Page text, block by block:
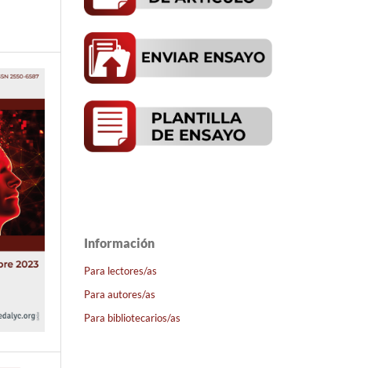
Información
Para lectores/as
Para autores/as
Para bibliotecarios/as